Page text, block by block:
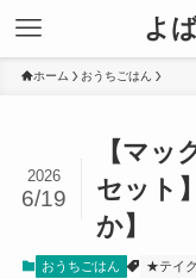
よ
ホーム おうちごはん
【マッ
セット
か】
2026
6/19
おうちごはん ★テイ